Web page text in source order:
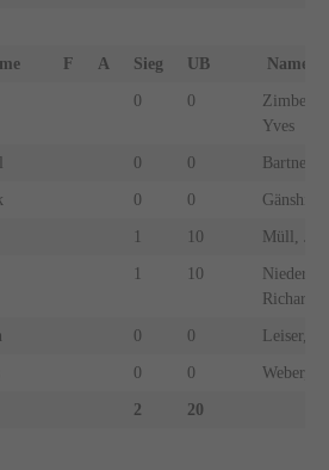
F A Sieg UB Name
0 0
Yves
0 0 Bartner,
0 0
1 10 Müll,
1 10
Richard
0 0 Leiser,
0 0 Weber,
2 20